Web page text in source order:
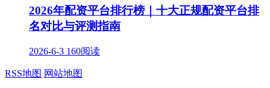
2026年配资平台排行榜｜十大正规配资平台排
名对比与评测指南
2026-6-3 160阅读
RSS地图 网站地图